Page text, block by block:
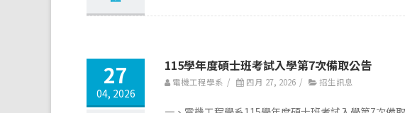
27
04, 2026
115學年度碩士班考試入學第7次備取公告
電機工程學系 / 四月 27, 2026 / 招生訊息